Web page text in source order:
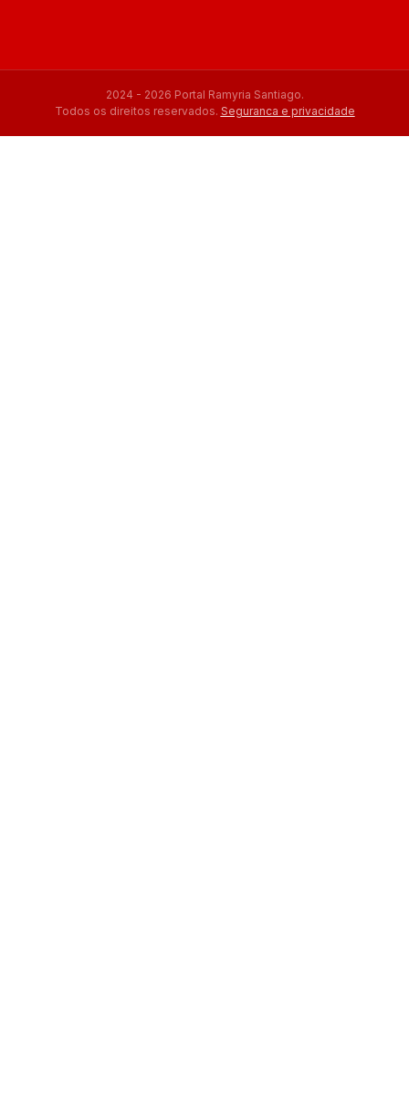
2024 - 2026 Portal Ramyria Santiago.
Todos os direitos reservados. Seguranca e privacidade